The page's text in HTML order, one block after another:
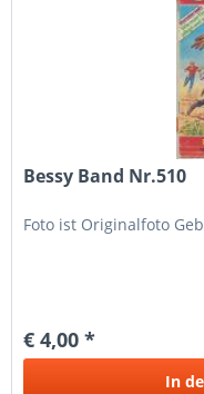
Bessy Band Nr.510
Foto ist Originalfoto
€ 4,00 *
In